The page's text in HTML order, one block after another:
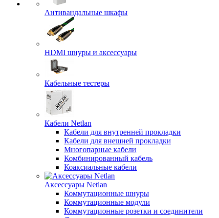
Антивандальные шкафы
HDMI шнуры и аксессуары
Кабельные тестеры
Кабели Netlan
Кабели для внутренней прокладки
Кабели для внешней прокладки
Многопарные кабели
Комбинированный кабель
Коаксиальные кабели
Аксессуары Netlan
Коммутационные шнуры
Коммутационные модули
Коммутационные розетки и соединители